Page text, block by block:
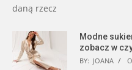
daną rzecz
Modne
zobacz w
BY: JOANA